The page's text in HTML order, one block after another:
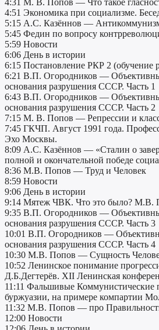
4:31 М. В. Попов — Что такое
4:51 Экономика при социализме.
5:15 А.С. Казённов —
5:45 Федин по вопросу
5:59 Новости
6:06 День в истории
6:15 Постановление РКР 2 (обучение
6:21 В.П. Огородников —
основания разрушения СССР. Часть 1
6:43 В.П. Огородников —
основания разрушения СССР. Часть 2
7:15 М. В. Попов — Репрессии и
7:45 ГКЧП. Август 1991 года.
Эхо Москвы.
8:09 А.С. Казённов — «Сталин о
полной и окончательной победе
8:36 М.В. Попов — Труд и Человек
8:59 Новости
9:06 День в истории
9:14 Мятеж ЧВК. Что это было? М.В.
9:35 В.П. Огородников —
основания разрушения СССР. Часть 3
10:01 В.П. Огородников —
основания разрушения СССР. Часть 4
10:30 М.В. Попов — Сущность
10:52 Ленинское понимание
Д.Б.Дегтерёв. XII Ленинская
11:11 Фальшивые Коммунистические
буржуазии, на примере компартии
11:32 М.В. Попов — про
12:00 Новости